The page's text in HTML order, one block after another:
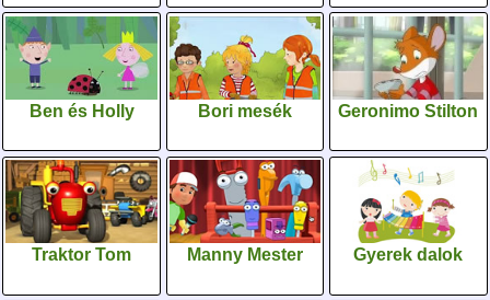
Ben és Holly Bori mesék Geronimo Stilton
Traktor Tom Manny Mester Gyerek dalok